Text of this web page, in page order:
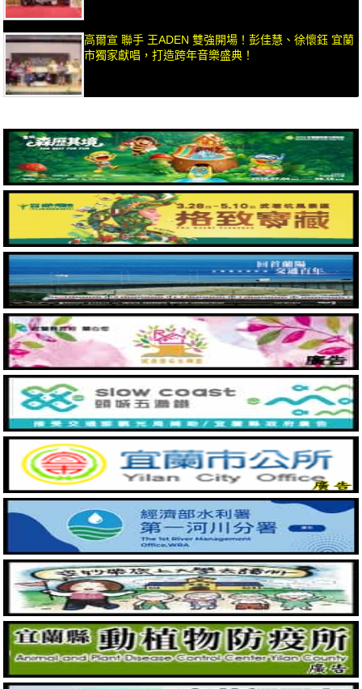
高爾宣 聯手 王ADEN 雙強開場！彭佳慧、徐懷鈺 宜蘭
市獨家獻唱，打造跨年音樂盛典！